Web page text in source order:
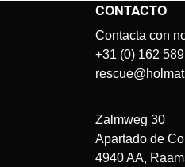
CONTACTO
Contacta con
+31 (0) 162
Zalmweg 30
Apartado de
4940 AA,